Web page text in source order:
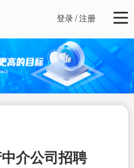
登录/注册
介公司招聘